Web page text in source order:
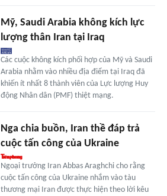
Mỹ, Saudi Arabia không kích lực
lượng thân Iran tại Iraq
Các cuộc không kích phối hợp của Mỹ và Saudi
Arabia nhằm vào nhiều địa điểm tại Iraq đã
khiến ít nhất 8 thành viên của Lực lượng Huy
động Nhân dân (PMF) thiệt mạng.
Nga chia buồn, Iran thề đáp trả
cuộc tấn công của Ukraine
Ngoại trưởng Iran Abbas Araghchi cho rằng
cuộc tấn công của Ukraine nhắm vào tàu
thương mại Iran được thực hiện theo lời kêu